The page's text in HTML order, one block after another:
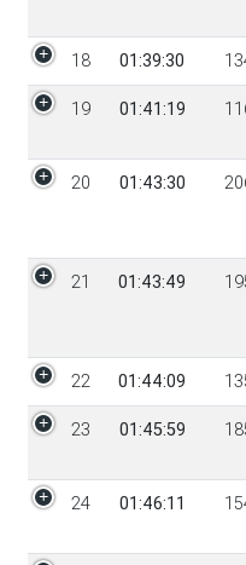
18 01:39:30
19 01:41:19
20 01:43:30
21 01:43:49
22 01:44:09
23 01:45:59
24 01:46:11